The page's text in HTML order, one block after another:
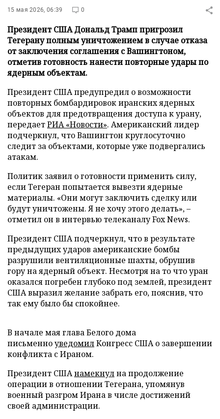
15 мая 2026, 06:39 0
Президент США Дональд Трамп пригрозил
Тегерану полным уничтожением в случае отказа
от заключения соглашения с Вашингтоном,
отметив готовность нанести повторные удары по
ядерным объектам.
Президент США предупредил о возможности
повторных бомбардировок иранских ядерных
объектов для предотвращения доступа к урану,
передаетРИА «Новости». Американский лидер
подчеркнул, что Вашингтон круглосуточно
следит за объектами, которые уже подвергались
атакам.
Политик заявил о готовности применить силу,
если Тегеран попытается вывезти ядерные
материалы. «Они могут заключить сделку или
будут уничтожены. Я не хочу этого делать», –
отметил он в интервью телеканалу Fox News.
Президент США подчеркнул, что в результате
предыдущих ударов американские бомбы
разрушили вентиляционные шахты, обрушив
гору на ядерный объект. Несмотря на то что уран
оказался погребен глубоко под землей, президент
США выразил желание забрать его, пояснив, что
так ему было бы спокойнее.
В начале мая глава Белого дома
письменноуведомилКонгресс США о завершении
конфликта с Ираном.
Президент СШАнамекнулна продолжение
операции в отношении Тегерана, упомянув
военный разгром Ирана в числе достижений
своей администрации.